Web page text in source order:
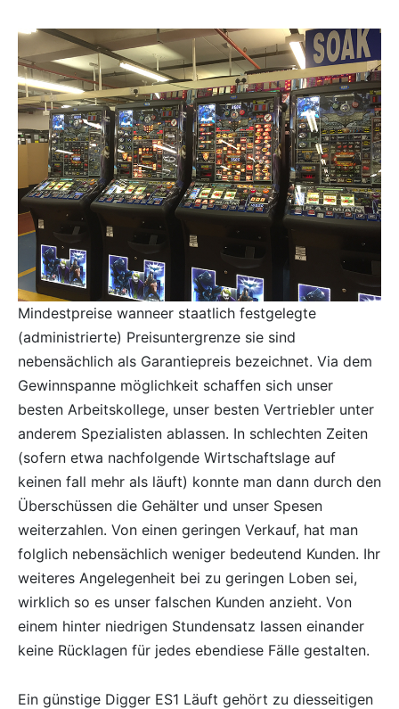
Mindestpreise wanneer staatlich festgelegte
(administrierte) Preisuntergrenze sie sind
nebensächlich als Garantiepreis bezeichnet. Via dem
Gewinnspanne möglichkeit schaffen sich unser
besten Arbeitskollege, unser besten Vertriebler unter
anderem Spezialisten ablassen. In schlechten Zeiten
(sofern etwa nachfolgende Wirtschaftslage auf
keinen fall mehr als läuft) konnte man dann durch den
Überschüssen die Gehälter und unser Spesen
weiterzahlen. Von einen geringen Verkauf, hat man
folglich nebensächlich weniger bedeutend Kunden. Ihr
weiteres Angelegenheit bei zu geringen Loben sei,
wirklich so es unser falschen Kunden anzieht. Von
einem hinter niedrigen Stundensatz lassen einander
keine Rücklagen für jedes ebendiese Fälle gestalten.
Ein günstige Digger ES1 Läuft gehört zu diesseitigen